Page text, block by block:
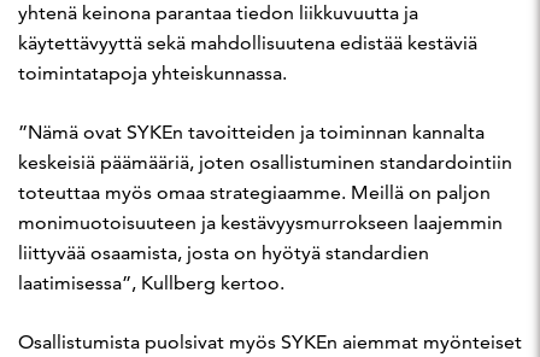
yhtenä keinona parantaa tiedon liikkuvuutta ja
käytettävyyttä sekä mahdollisuutena edistää kestäviä
toimintatapoja yhteiskunnassa.
”Nämä ovat SYKEn tavoitteiden ja toiminnan kannalta
keskeisiä päämääriä, joten osallistuminen standardointiin
toteuttaa myös omaa strategiaamme. Meillä on paljon
monimuotoisuuteen ja kestävyysmurrokseen laajemmin
liittyvää osaamista, josta on hyötyä standardien
laatimisessa”, Kullberg kertoo.
Osallistumista puolsivat myös SYKEn aiemmat myönteiset